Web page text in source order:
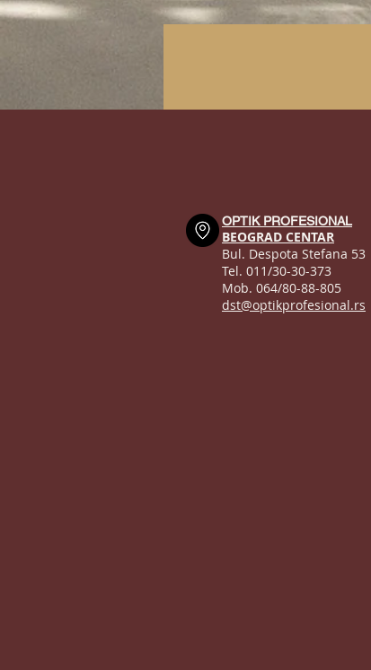
OPTIK PROFESIONAL
BEOGRAD CENTAR
Bul. Despota Stefana 53
Tel. 011/30-30-373
Mob. 064/80-88-805
dst@optikprofesional.rs